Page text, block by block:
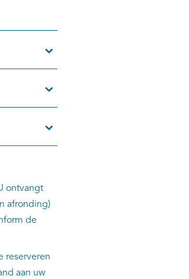
ontvangt
afronding)
de
reserveren
aan uw